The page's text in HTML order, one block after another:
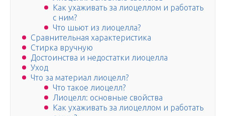
Как ухаживать за лиоцеллом и работать
с ним?
Что шьют из лиоцелла?
Сравнительная характеристика
Стирка вручную
Достоинства и недостатки лиоцелла
Уход
Что за материал лиоцелл?
Что такое лиоцелл?
Лиоцелл: основные свойства
Как ухаживать за лиоцеллом и работать